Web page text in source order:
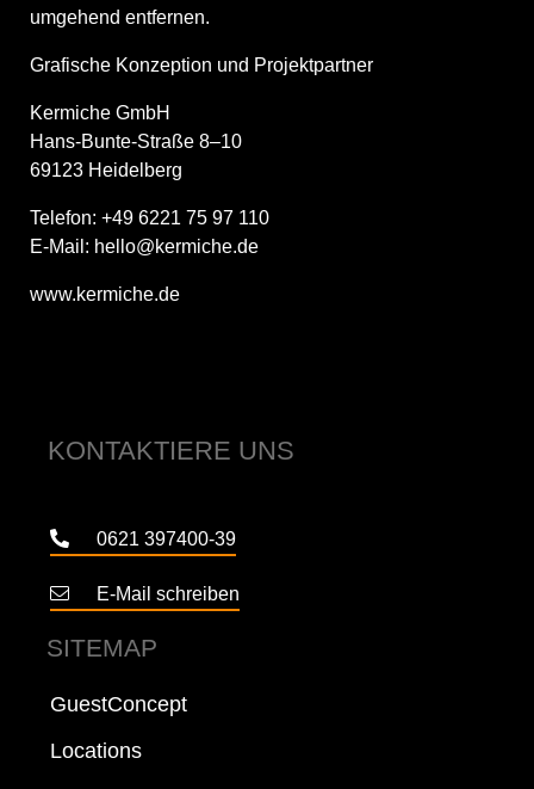
umgehend entfernen.
Grafische Konzeption und Projektpartner
Kermiche GmbH
Hans-Bunte-Straße 8–10
69123 Heidelberg
Telefon: +49 6221 75 97 110
E‑Mail: hello@kermiche.de
www.kermiche.de
KONTAKTIERE UNS
0621 397400-39
E-Mail schreiben
SITEMAP
Guest­Concept
Locations